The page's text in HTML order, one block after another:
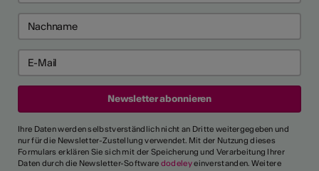
Ihre Daten werden selbstverständlich nicht an Dritte weitergegeben und
nur für die Newsletter-Zustellung verwendet. Mit der Nutzung dieses
Formulars erklären Sie sich mit der Speicherung und Verarbeitung Ihrer
Daten durch die Newsletter-Software dodeleyeinverstanden. Weitere